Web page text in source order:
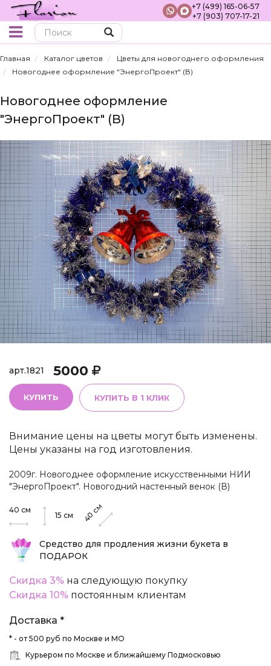
+7 (499) 165-06-57
+7 (903) 707-17-21
Главная Каталог цветов
Цветы для новогоднего оформления
Новогоднее оформление "ЭнергоПроект" (В)
Новогоднее оформление
"ЭнергоПроект" (В)
арт.1821 5000
КУПИТЬ КУПИТЬ В 1 КЛИК
Внимание цены на цветы могут быть изменены.
Цены указаны на год изготовления.
2009г. Новогоднее оформление искусственными НИИ
"ЭнергоПроект". Новогодний настенный венок (В)
40 см
15 см 40
см
Средство для продления жизни букета в
ПОДАРОК
Скидка 3% на следующую покупку
Скидка 10% постоянным клиентам
Доставка *
* - от 500 руб по Москве и МО
Курьером по Москве и ближайшему Подмосковью